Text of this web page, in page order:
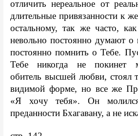
отличить нереальное от
длительные привязанности к
остальному, так же часто,
невольно постоянно думают
постоянно помнить о Тебе.
Тебе никогда не покинет
обитель высшей любви, стоял
видимой форме, но все же
«Я хочу тебя». Он
преданности Бхагавану, а не